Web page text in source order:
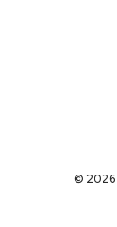
© 2026